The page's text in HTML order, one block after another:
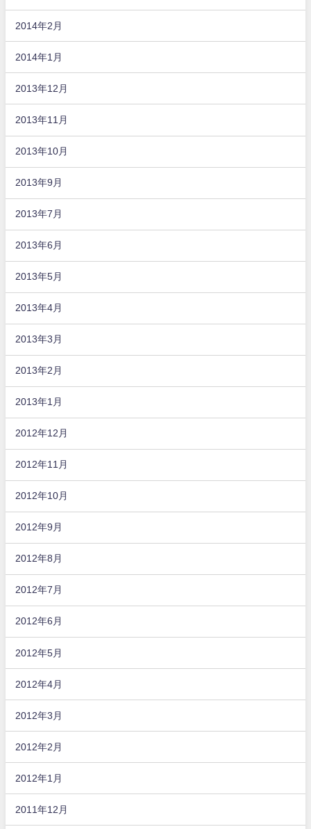
2014年2月
2014年1月
2013年12月
2013年11月
2013年10月
2013年9月
2013年7月
2013年6月
2013年5月
2013年4月
2013年3月
2013年2月
2013年1月
2012年12月
2012年11月
2012年10月
2012年9月
2012年8月
2012年7月
2012年6月
2012年5月
2012年4月
2012年3月
2012年2月
2012年1月
2011年12月